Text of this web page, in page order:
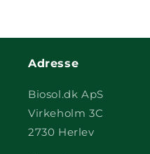
Adresse
Biosol.dk ApS
Virkeholm 3C
2730 Herlev